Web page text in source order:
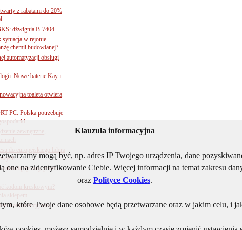
z rabatami do 20%
dźwignia B-7404
sytuacja w rejonie
chemii budowlanej?
automatyzacji obsługi
Nowe baterie Kay i
toaleta otwiera
PC: Polska potrzebuje
zewnętrzne,
do europejskiego lidera
sprawy przez
kodom kreskowym?
sklepem
konkurencyjności
Klauzula informacyjna
mogą być, np. adres IP Twojego urządzenia, dane
na zidentyfikowanie Ciebie. Więcej informacji na temat zakresu
oraz Polityce Cookies.
które Twoje dane osobowe będą przetwarzane oraz w jakim celu, i